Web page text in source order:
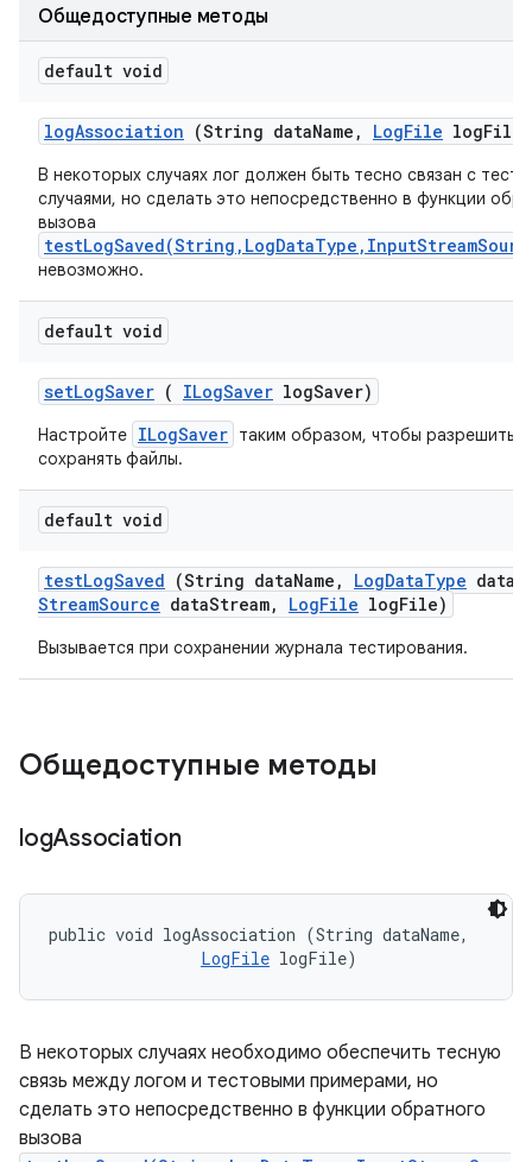
Общедоступные методы
default void
logAssociation (String dataName , LogFile logFile)
В некоторых случаях лог должен быть тесно связан с
случаями, но сделать это непосредственно в функции
вызова
невозможно.
default void
setLogSaver ( ILogSaver logSaver)
Настройте ILogSaver таким образом, чтобы разрешить
сохранять файлы.
default void
testLogSaved (String dataName , LogDataType data
StreamSource dataStream, LogFile logFile)
Вызывается при сохранении журнала тестирования.
Общедоступные методы
logAssociation
public void logAssociation (String dataName,
LogFile logFile)
В некоторых случаях необходимо обеспечить тесную
связь между логом и тестовыми примерами, но
сделать это непосредственно в функции обратного
вызова